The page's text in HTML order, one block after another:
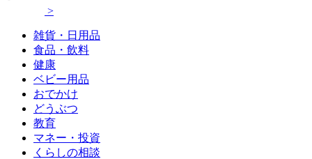
>
雑貨・日用品
食品・飲料
健康
ベビー用品
おでかけ
どうぶつ
教育
マネー・投資
くらしの相談